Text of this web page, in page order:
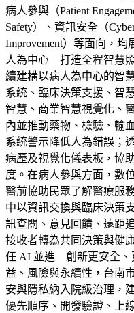
病人參與（Patient
Safety）、資訊安全（
Improvement）等面向，
人為中心 打造全程智慧
續建構以病人為中心的智
系統、臨床決策支援、智
智慧、商業智慧視覺化、
內並推動藥物、檢驗、輸
系統警示降低人為錯誤；
病歷及視覺化儀表板，協
度。在病人參與方面，數
醫前協助民眾了解醫療服
中以資訊交換與臨床決策
訊查閱、意見回饋、遠距
接收者轉為共同決策與健
任 AI 並進 創新更安全、
益、風險與永續性，台南
安與隱私納入院級治理，
優先順序、開發驗證、上